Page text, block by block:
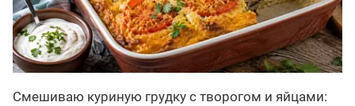
Смешиваю куриную грудку с творогом и яйцами: